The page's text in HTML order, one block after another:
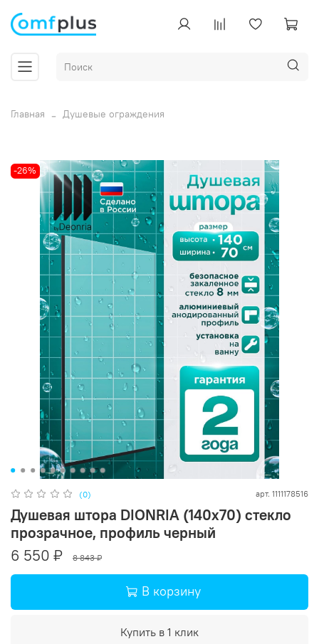
Главная Душевые ограждения
-26%
(0) арт. 1111178516
Душевая штора DIONRIA (140х70) стекло
прозрачное, профиль черный
6 550 ₽
8 843 ₽
В корзину
Купить в 1 клик